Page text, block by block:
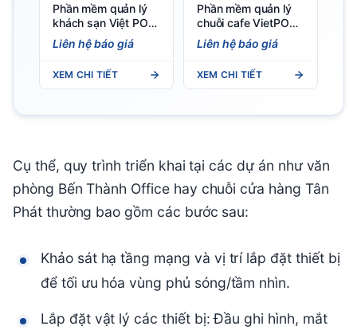
Phần mềm quản lý
khách sạn Việt POS
— Đặt phòng đa
kênh, folio tự động
Liên hệ báo giá
XEM CHI TIẾT
Phần mềm quản lý
chuỗi cafe VietPOS
— Đồng bộ đa chi
nhánh
Liên hệ báo giá
XEM CHI TIẾT
Cụ thể, quy trình triển khai tại các dự án như văn
phòng Bến Thành Office hay chuỗi cửa hàng Tân
Phát thường bao gồm các bước sau:
Khảo sát hạ tầng mạng và vị trí lắp đặt thiết bị
để tối ưu hóa vùng phủ sóng/tầm nhìn.
Lắp đặt vật lý các thiết bị: Đầu ghi hình, mắt